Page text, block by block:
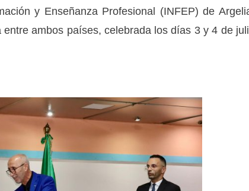
y Enseñanza Profesional (INFEP) de
ambos países, celebrada los días 3 y 4 de